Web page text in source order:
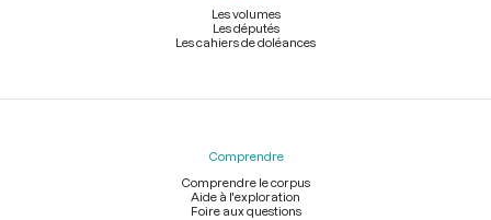
Les volumes
Les députés
Les cahiers de doléances
Comprendre
Comprendre le corpus
Aide à l'exploration
Foire aux questions